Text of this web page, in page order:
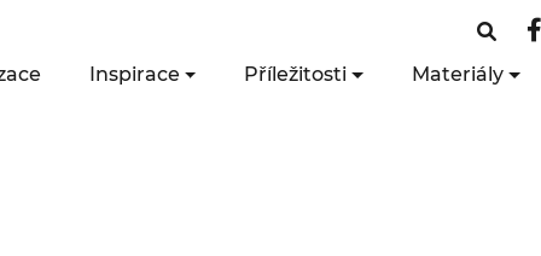
Inspirace Příležitosti Materiály